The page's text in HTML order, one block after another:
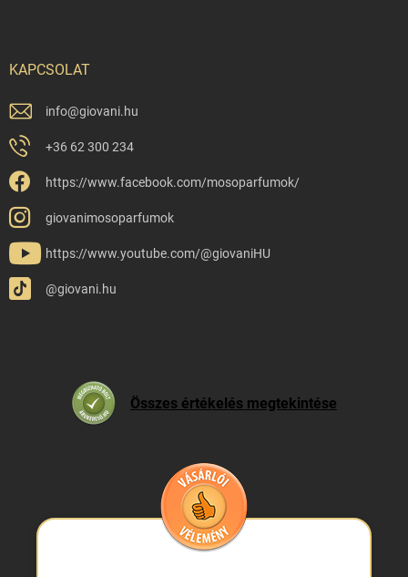
KAPCSOLAT
info@giovani.hu
+36 62 300 234
https://www.facebook.com/mosoparfumok/
giovanimosoparfumok
https://www.youtube.com/@giovaniHU
@giovani.hu
Összes értékelés megtekintése